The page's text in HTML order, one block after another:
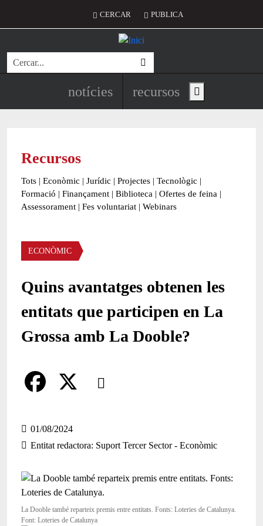
Menú del compte d'usuari
CERCAR PUBLICA
Cerca
Navegació principal de
notícies recursos Show main menu
Recursos
Tots | Econòmic | Jurídic | Projectes | Tecnològic |
Formació | Finançament | Biblioteca | Ofertes de feina |
Assessorament | Fes voluntariat | Webinars
Àmbit
ECONÒMIC
Quins avantatges obtenen les
entitats que participen en La
Grossa amb La Dooble?
Comparteix
a
c
e
b
o
01/08/2024
Entitat redactora Suport Tercer Sector - Econòmic
La Dooble també reparteix premis entre entitats. Fonts: Loteries de Catalunya.
Font: Loteries de Catalunya